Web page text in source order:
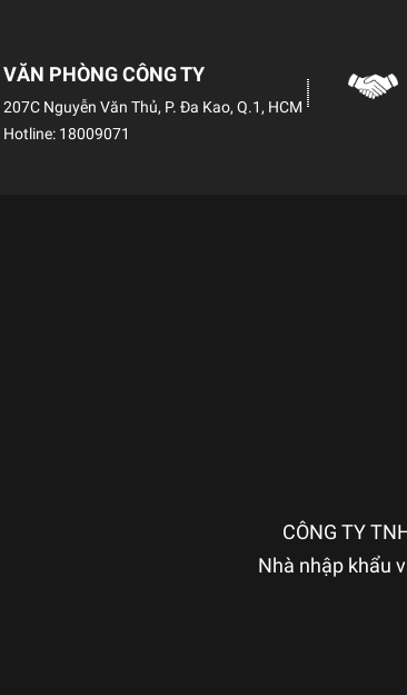
VĂN PHÒNG CÔNG TY
207C Nguyễn Văn Thủ, P. Đa Kao, Q.1, HCM
Hotline: 18009071
CÔNG TY
Nhà nhập khẩu